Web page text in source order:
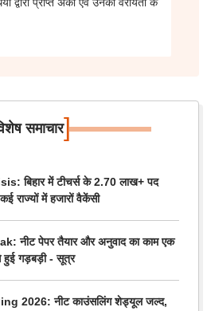
समाचार]
बिहार में टीचर्स के 2.70 लाख+ पद
राज्यों में हजारों वैकेंसी
नीट पेपर तैयार और अनुवाद का काम एक
हुई गड़बड़ी - सूत्र
2026: नीट काउंसलिंग शेड्यूल जल्द,